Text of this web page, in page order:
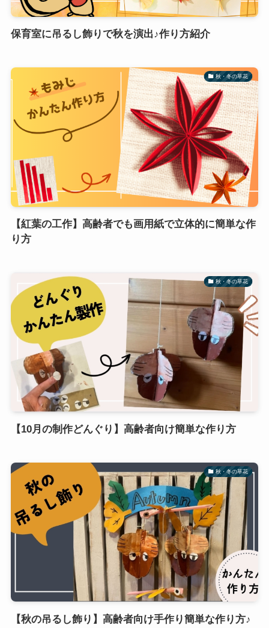
保育室に吊るし飾りで秋を演出♪作り方紹介
秋・冬の草花
【紅葉の工作】高齢者でも画用紙で立体的に簡単な作
り方
秋・冬の草花
【10月の制作どんぐり】高齢者向け簡単な作り方
秋・冬の草花
【秋の吊るし飾り】高齢者向け手作り簡単な作り方♪